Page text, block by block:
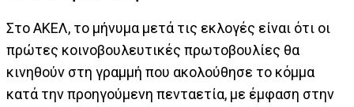
Στο ΑΚΕΛ, το μήνυμα μετά τις εκλογές είναι ότι οι
πρώτες κοινοβουλευτικές πρωτοβουλίες θα
κινηθούν στη γραμμή που ακολούθησε το κόμμα
κατά την προηγούμενη πενταετία, με έμφαση στην